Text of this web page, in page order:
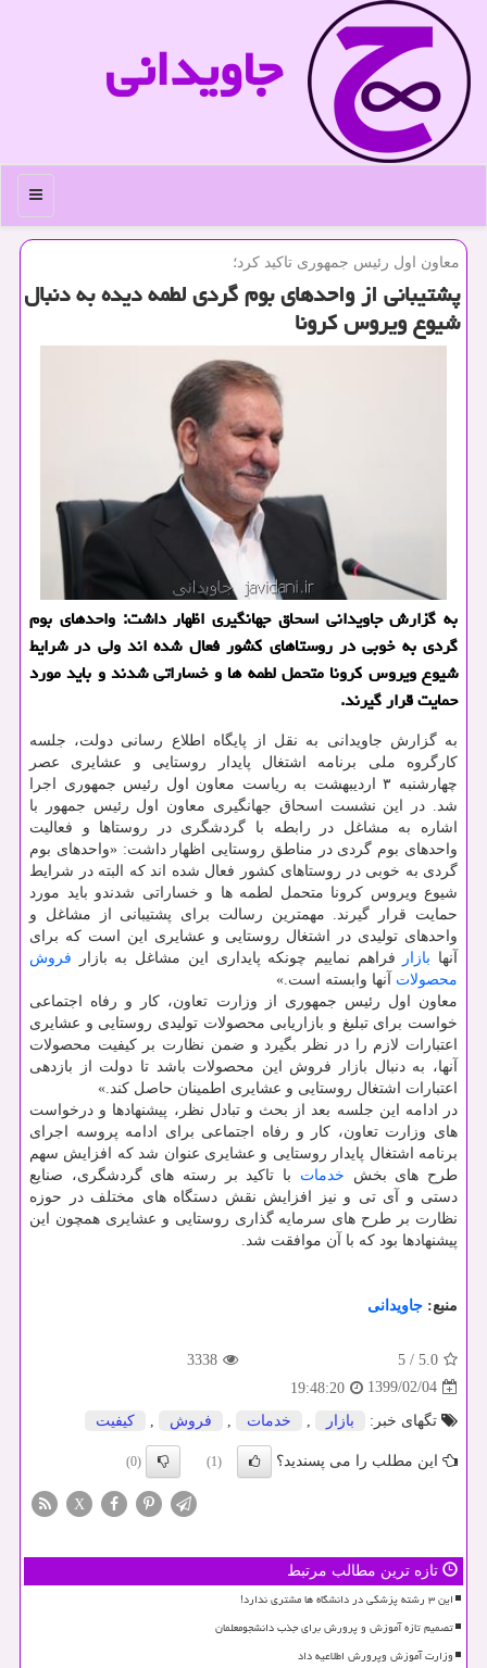
جاویدانی
منو
معاون اول رئیس جمهوری تاكید كرد؛
پشتیبانی از واحدهای بوم گردی لطمه دیده به دنبال
شیوع ویروس كرونا
به گزارش جاویدانی اسحاق جهانگیری اظهار داشت: واحدهای بوم
گردی به خوبی در روستاهای كشور فعال شده اند ولی در شرایط
شیوع ویروس كرونا متحمل لطمه ها و خساراتی شدند و باید مورد
حمایت قرار گیرند.
به گزارش جاویدانی به نقل از پایگاه اطلاع رسانی دولت، جلسه
كارگروه ملی برنامه اشتغال پایدار روستایی و عشایری عصر
چهارشنبه ۳ اردیبهشت به ریاست معاون اول رئیس جمهوری اجرا
شد. در این نشست اسحاق جهانگیری معاون اول رئیس جمهور با
اشاره به مشاغل در رابطه با گردشگری در روستاها و فعالیت
واحدهای بوم گردی در مناطق روستایی اظهار داشت: «واحدهای بوم
گردی به خوبی در روستاهای كشور فعال شده اند كه البته در شرایط
شیوع ویروس كرونا متحمل لطمه ها و خساراتی شدندو باید مورد
حمایت قرار گیرند. مهمترین رسالت برای پشتیبانی از مشاغل و
واحدهای تولیدی در اشتغال روستایی و عشایری این است كه برای
آنها بازار فراهم نماییم چونكه پایداری این مشاغل به بازار فروش
محصولات آنها وابسته است.»
معاون اول رئیس جمهوری از وزارت تعاون، كار و رفاه اجتماعی
خواست برای تبلیغ و بازاریابی محصولات تولیدی روستایی و عشایری
اعتبارات لازم را در نظر بگیرد و ضمن نظارت بر كیفیت محصولات
آنها، به دنبال بازار فروش این محصولات باشد تا دولت از بازدهی
اعتبارات اشتغال روستایی و عشایری اطمینان حاصل كند.»
در ادامه این جلسه بعد از بحث و تبادل نظر، پیشنهادها و درخواست
های وزارت تعاون، كار و رفاه اجتماعی برای ادامه پروسه اجرای
برنامه اشتغال پایدار روستایی و عشایری عنوان شد كه افزایش سهم
طرح های بخش خدمات با تاكید بر رسته های گردشگری، صنایع
دستی و آی تی و نیز افزایش نقش دستگاه های مختلف در حوزه
نظارت بر طرح های سرمایه گذاری روستایی و عشایری همچون این
پیشنهادها بود كه با آن موافقت شد.
منبع: جاویدانی
5.0
/
5
3338
1399/02/04
19:48:20
تگهای خبر:
بازار خدمات فروش كیفیت
این مطلب را می پسندید؟ (1)
(0)
X
تازه ترین مطالب مرتبط
این ۳ رشته پزشکی در دانشگاه ها مشتری ندارد!
تصمیم تازه آموزش و پرورش برای جذب دانشجومعلمان
وزارت آموزش وپرورش اطلاعیه داد